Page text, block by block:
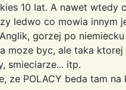
10 lat. A nawet wtedy
ledwo co mowia innym
gorzej po
moze byc, ale taka
smieciarze... itp.
ze POLACY beda tam